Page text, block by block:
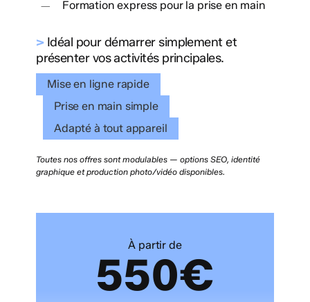
Formation express pour la prise en main
>Idéal pour démarrer simplement et
présenter vos activités principales.
Mise en ligne rapide
Prise en main simple
Adapté à tout appareil
Toutes nos offres sont modulables — options SEO, identité
graphique et production photo/vidéo disponibles.
À partir de
550€